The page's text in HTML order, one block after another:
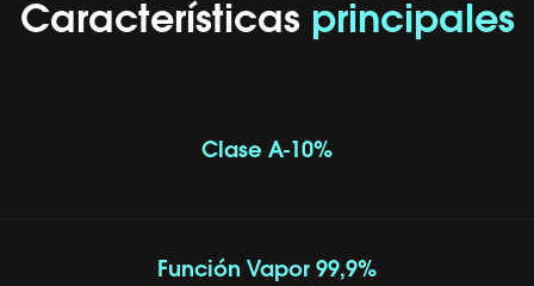
Características principales
Clase A-10%
Función Vapor 99,9%